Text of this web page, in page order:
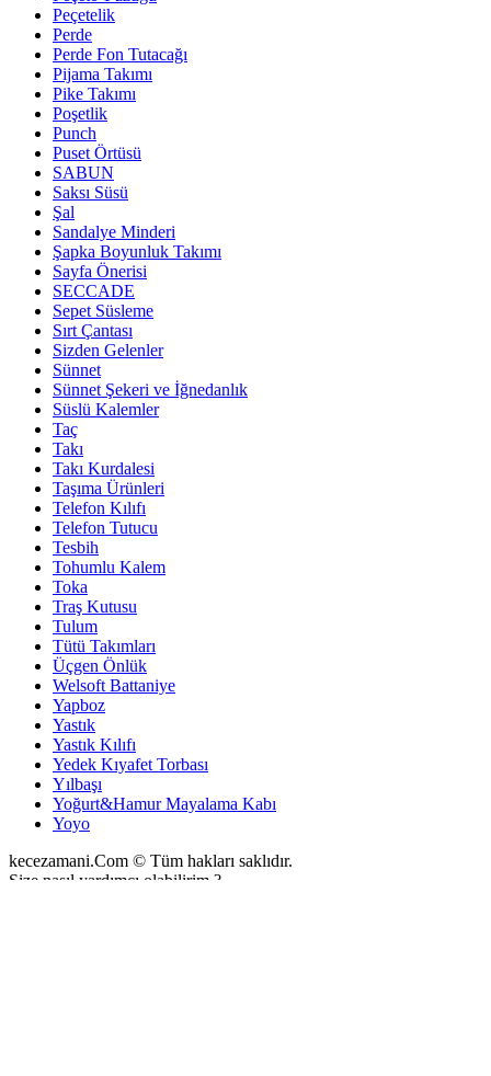
Peçetelik
Perde
Perde Fon Tutacağı
Pijama Takımı
Pike Takımı
Poşetlik
Punch
Puset Örtüsü
SABUN
Saksı Süsü
Şal
Sandalye Minderi
Şapka Boyunluk Takımı
Sayfa Önerisi
SECCADE
Sepet Süsleme
Sırt Çantası
Sizden Gelenler
Sünnet
Sünnet Şekeri ve İğnedanlık
Süslü Kalemler
Taç
Takı
Takı Kurdalesi
Taşıma Ürünleri
Telefon Kılıfı
Telefon Tutucu
Tesbih
Tohumlu Kalem
Toka
Traş Kutusu
Tulum
Tütü Takımları
Üçgen Önlük
Welsoft Battaniye
Yapboz
Yastık
Yastık Kılıfı
Yedek Kıyafet Torbası
Yılbaşı
Yoğurt&Hamur Mayalama Kabı
Yoyo
kecezamani.Com © Tüm hakları saklıdır.
Size nasıl yardımcı olabilirim ?